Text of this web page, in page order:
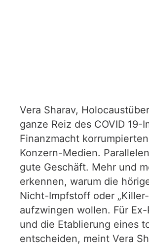
Vera Sharav,
ganze Reiz des COVID
Finanzmacht
Konzern-Medien.
gute Geschäft. Mehr und
erkennen, warum die
Nicht-Impfstoff oder
aufzwingen wollen. Für
und die Etablierung eines
entscheiden, meint Vera